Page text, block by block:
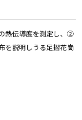
熱伝導度を測定し、②
を説明しうる足摺花崗